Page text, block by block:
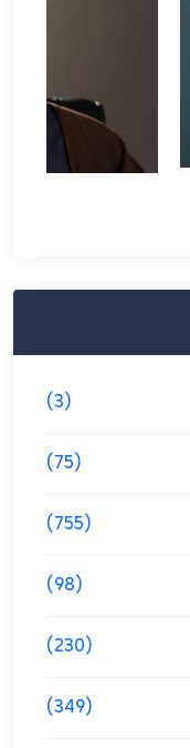
(3)
(75)
(755)
(98)
(230)
(349)